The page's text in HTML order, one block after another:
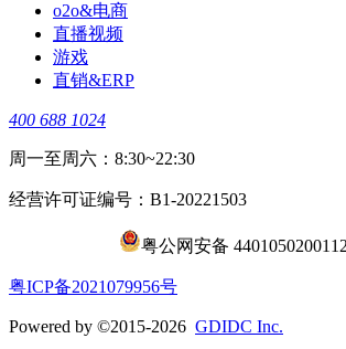
o2o&电商
直播视频
游戏
直销&ERP
400 688 1024
周一至周六：8:30~22:30
经营许可证编号：B1-20221503
粤公网安备
​粤ICP备2021079956号
Powered by ©2015-2026 GDIDC Inc.